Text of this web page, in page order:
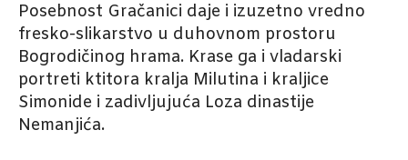
Posebnost Gračanici daje i izuzetno vredno
fresko-slikarstvo u duhovnom prostoru
Bogrodičinog hrama. Krase ga i vladarski
portreti ktitora kralja Milutina i kraljice
Simonide i zadivljujuća Loza dinastije
Nemanjića.